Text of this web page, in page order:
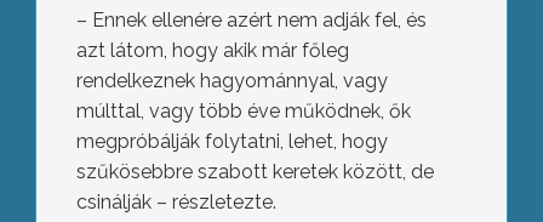
– Ennek ellenére azért nem adják fel, és
azt látom, hogy akik már főleg
rendelkeznek hagyománnyal, vagy
múlttal, vagy több éve működnek, ők
megpróbálják folytatni, lehet, hogy
szűkösebbre szabott keretek között, de
csinálják – részletezte.